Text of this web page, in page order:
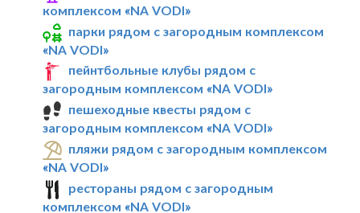
комплексом «NA VODI»
парки рядом с загородным комплексом
«NA VODI»
пейнтбольные клубы рядом с
загородным комплексом «NA VODI»
пешеходные квесты рядом с
загородным комплексом «NA VODI»
пляжи рядом с загородным комплексом
«NA VODI»
рестораны рядом с загородным
комплексом «NA VODI»